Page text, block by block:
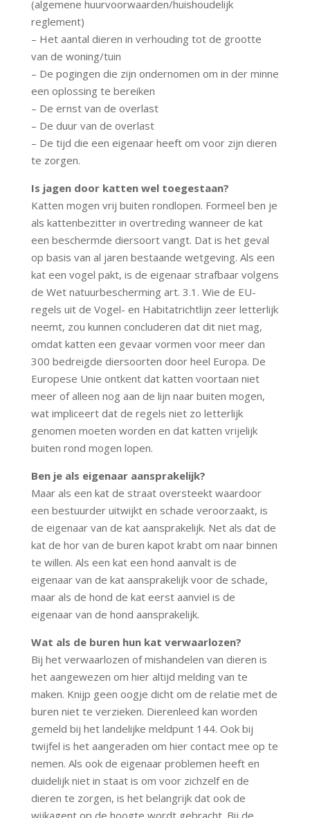
(algemene huurvoorwaarden/huishoudelijk
reglement)
– Het aantal dieren in verhouding tot de grootte
van de woning/tuin
– De pogingen die zijn ondernomen om in der minne
een oplossing te bereiken
– De ernst van de overlast
– De duur van de overlast
– De tijd die een eigenaar heeft om voor zijn dieren
te zorgen.
Is jagen door katten wel toegestaan?
Katten mogen vrij buiten rondlopen. Formeel ben je
als kattenbezitter in overtreding wanneer de kat
een beschermde diersoort vangt. Dat is het geval
op basis van al jaren bestaande wetgeving. Als een
kat een vogel pakt, is de eigenaar strafbaar volgens
de Wet natuurbescherming art. 3.1. Wie de EU-
regels uit de Vogel- en Habitatrichtlijn zeer letterlijk
neemt, zou kunnen concluderen dat dit niet mag,
omdat katten een gevaar vormen voor meer dan
300 bedreigde diersoorten door heel Europa. De
Europese Unie ontkent dat katten voortaan niet
meer of alleen nog aan de lijn naar buiten mogen,
wat impliceert dat de regels niet zo letterlijk
genomen moeten worden en dat katten vrijelijk
buiten rond mogen lopen.
Ben je als eigenaar aansprakelijk?
Maar als een kat de straat oversteekt waardoor
een bestuurder uitwijkt en schade veroorzaakt, is
de eigenaar van de kat aansprakelijk. Net als dat de
kat de hor van de buren kapot krabt om naar binnen
te willen. Als een kat een hond aanvalt is de
eigenaar van de kat aansprakelijk voor de schade,
maar als de hond de kat eerst aanviel is de
eigenaar van de hond aansprakelijk.
Wat als de buren hun kat verwaarlozen?
Bij het verwaarlozen of mishandelen van dieren is
het aangewezen om hier altijd melding van te
maken. Knijp geen oogje dicht om de relatie met de
buren niet te verzieken. Dierenleed kan worden
gemeld bij het landelijke meldpunt 144. Ook bij
twijfel is het aangeraden om hier contact mee op te
nemen. Als ook de eigenaar problemen heeft en
duidelijk niet in staat is om voor zichzelf en de
dieren te zorgen, is het belangrijk dat ook de